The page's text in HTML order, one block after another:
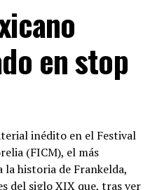
en stop
inédito en el Festival
(FICM), el más
historia de Frankelda,
del siglo XIX que, tras ver